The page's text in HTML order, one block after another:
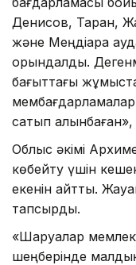
Денисов, Таран,
және Меңдіқара
орындалды.
бағыттағы
сатып алынбаған»,
Облыс әкімі
көбейту үшін
екенін айтты.
тапсырды.
«Шаруалар
шеңберінде